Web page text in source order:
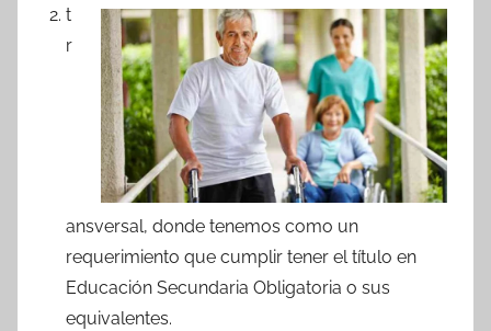
t
r
ansversal, donde tenemos como un
requerimiento que cumplir tener el título en
Educación Secundaria Obligatoria o sus
equivalentes.